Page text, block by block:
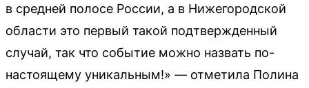
в средней полосе России, а в Нижегородской
области это первый такой подтвержденный
случай, так что событие можно назвать по-
настоящему уникальным!» — отметила Полина